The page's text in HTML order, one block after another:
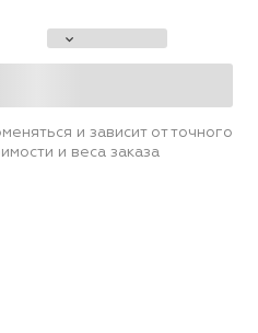
и зависит от точного
и веса заказа